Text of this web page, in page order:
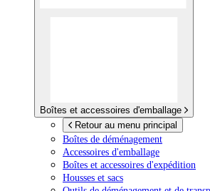
Boîtes et accessoires d'emballage
Retour au menu principal
Boîtes de déménagement
Accessoires d'emballage
Boîtes et accessoires d'expédition
Housses et sacs